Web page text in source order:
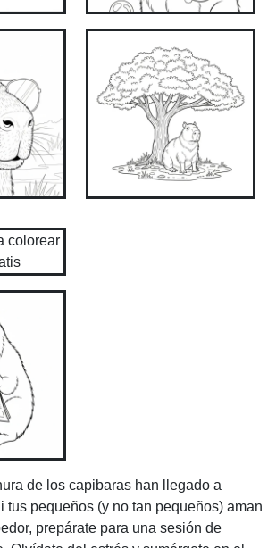
de los capibaras han llegado a
tus pequeños (y no tan pequeños) aman
prepárate para una sesión de